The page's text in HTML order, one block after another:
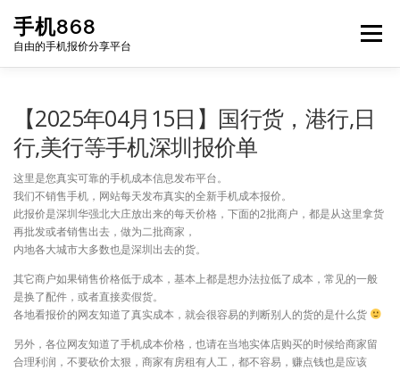
content
手机868
自由的手机报价分享平台
Menu
【2025年04月15日】国行货，港行,日
行,美行等手机深圳报价单
这里是您真实可靠的手机成本信息发布平台。
我们不销售手机，网站每天发布真实的全新手机成本报价。
此报价是深圳华强北大庄放出来的每天价格，下面的2批商户，都是从这里拿货
再批发或者销售出去，做为二批商家，
内地各大城市大多数也是深圳出去的货。
其它商户如果销售价格低于成本，基本上都是想办法拉低了成本，常见的一般
是换了配件，或者直接卖假货。
各地看报价的网友知道了真实成本，就会很容易的判断别人的货的是什么货
另外，各位网友知道了手机成本价格，也请在当地实体店购买的时候给商家留
合理利润，不要砍价太狠，商家有房租有人工，都不容易，赚点钱也是应该